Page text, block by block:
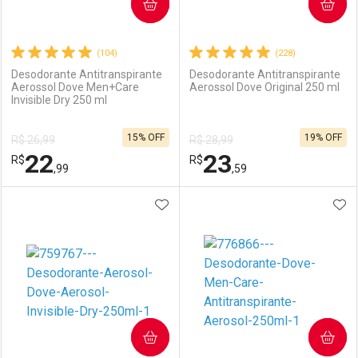
(104)
Desodorante Antitranspirante
Aerossol Dove Men+Care
Invisible Dry 250 ml
R$ 26,99
R$22,99
15% OFF
COMPRAR
Laboratório
Por Menos
(228)
Desodorante Antitranspirante
Aerossol Dove Original 250 ml
R$ 28,99
R$23,59
19% OFF
COMPRAR
Laboratório
Por Menos
ADICIONAR AOS FAVORITOS
COMPRAR COMPRAR